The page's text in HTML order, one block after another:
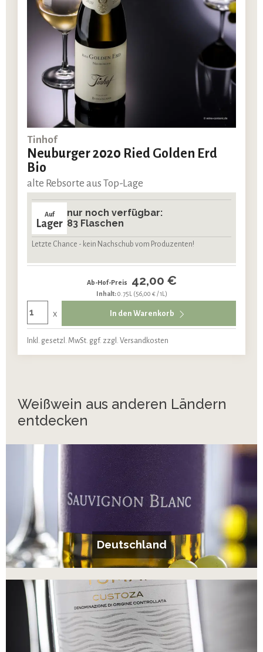
Tinhof
Neuburger 2020 Ried Golden Erd
Bio
alte Rebsorte aus Top-Lage
Auf
Lager
nur noch verfügbar:
83 Flaschen
Letzte Chance - kein Nachschub vom Produzenten!
Ab-Hof-Preis 42,00 €
Inhalt:0.75L (56,00 € / 1L)
x In den Warenkorb
Inkl. gesetzl. MwSt. ggf. zzgl. Versandkosten
Weißwein aus anderen Ländern
entdecken
Deutschland